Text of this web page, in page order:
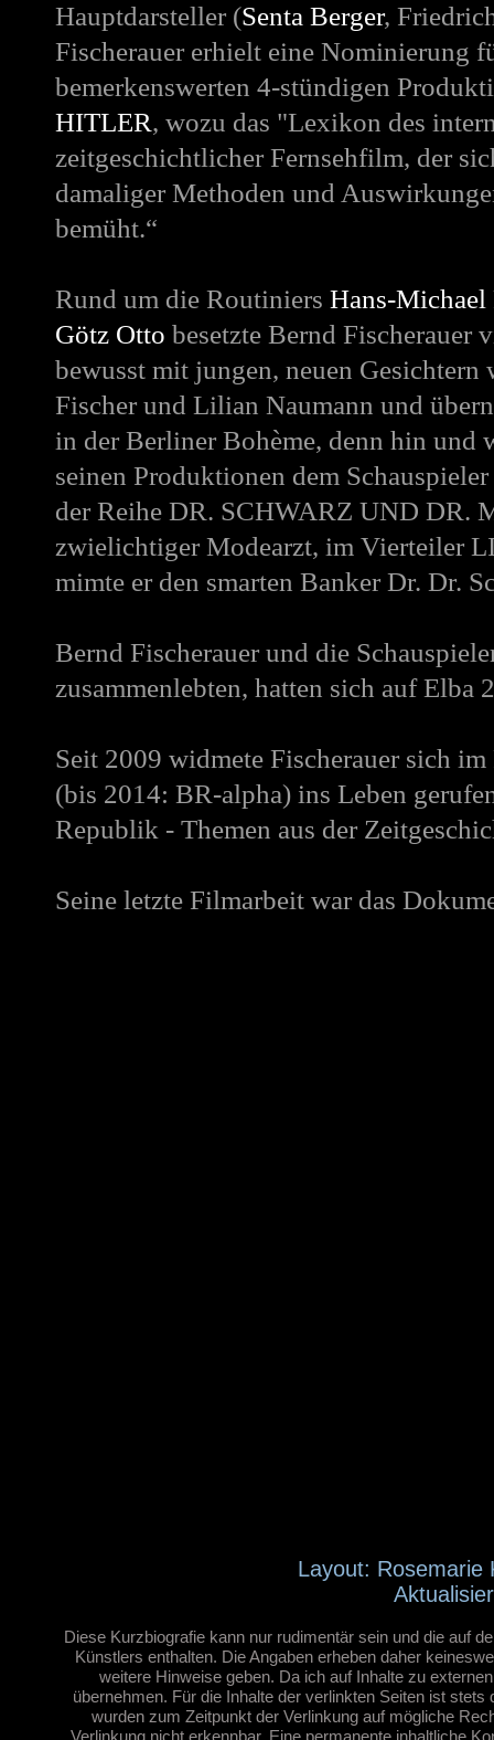
Hauptdarsteller (Senta Berger,
Fischerauer erhielt eine Nominierung
bemerkenswerten 4-stündigen
HITLER, wozu das "Lexikon des
zeitgeschichtlicher Fernsehfilm, der
damaliger Methoden und
bemüht.“
Rund um die Routiniers Hans-Michael
Götz Otto besetzte Bernd
bewusst mit jungen, neuen
Fischer und Lilian Naumann und
in der Berliner Bohème, denn hin und
seinen Produktionen dem
der Reihe DR. SCHWARZ UND DR.
zwielichtiger Modearzt, im Vierteiler
mimte er den smarten Banker Dr. Dr.
Bernd Fischerauer und die
zusammenlebten, hatten sich auf Elba
Seit 2009 widmete Fischerauer sich
(bis 2014: BR-alpha) ins Leben
Republik - Themen aus der
Seine letzte Filmarbeit war das
Layout: Rosemarie
Diese Kurzbiografie kann nur rudimentär sein und die auf
Künstlers enthalten. Die Angaben erheben daher
weitere Hinweise geben. Da ich auf Inhalte zu
übernehmen. Für die Inhalte der verlinkten Seiten ist
wurden zum Zeitpunkt der Verlinkung auf mögliche
Verlinkung nicht erkennbar. Eine permanente inhaltliche